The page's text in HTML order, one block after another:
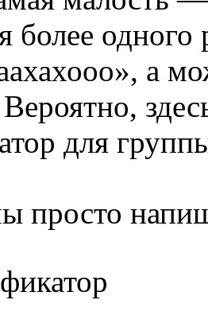
более
а
для
просто